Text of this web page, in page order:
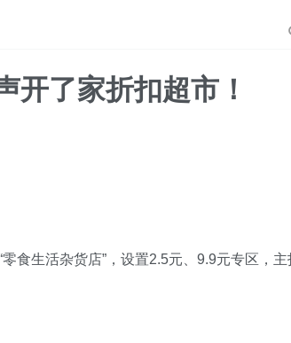
开了家折扣超市！
食生活杂货店”，设置2.5元、9.9元专区，主